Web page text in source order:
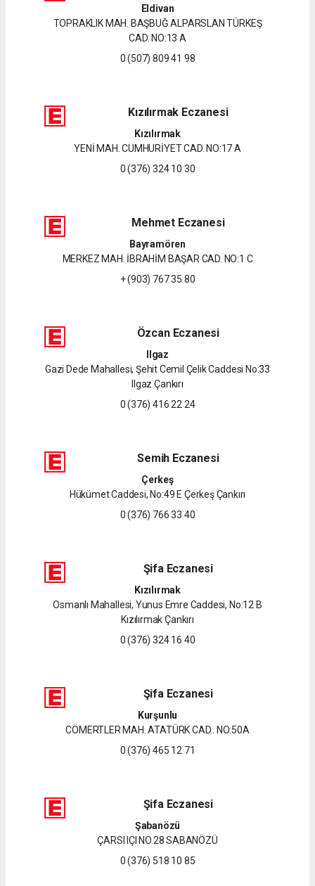
Eldivan
TOPRAKLIK MAH. BAŞBUĞ ALPARSLAN TÜRKEŞ
CAD. NO:13 A
0 (507) 809 41 98
Kızılırmak Eczanesi
Kızılırmak
YENİ MAH. CUMHURİYET CAD. NO:17 A
0 (376) 324 10 30
Mehmet Eczanesi
Bayramören
MERKEZ MAH. İBRAHİM BAŞAR CAD. NO:1 C
+ (903) 767 35 80
Özcan Eczanesi
Ilgaz
Gazi Dede Mahallesi, Şehit Cemil Çelik Caddesi No:33
Ilgaz Çankırı
0 (376) 416 22 24
Semih Eczanesi
Çerkeş
Hükümet Caddesi, No:49 E Çerkeş Çankırı
0 (376) 766 33 40
Şifa Eczanesi
Kızılırmak
Osmanlı Mahallesi, Yunus Emre Caddesi, No:12 B
Kızılırmak Çankırı
0 (376) 324 16 40
Şifa Eczanesi
Kurşunlu
CÖMERTLER MAH. ATATÜRK CAD.. NO:50A
0 (376) 465 12 71
Şifa Eczanesi
Şabanözü
ÇARSI IÇI NO.28 SABANÖZÜ
0 (376) 518 10 85